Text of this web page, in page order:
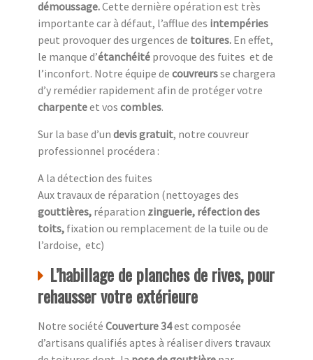
démoussage.Cette dernière opération est très
importante car à défaut, l’afflue des intempéries
peut provoquer des urgences de toitures. En effet,
le manque d’étanchéité provoque des fuites et de
l’inconfort. Notre équipe de couvreursse chargera
d’y remédier rapidement afin de protéger votre
charpenteet vos combles.
Sur la base d’un devis gratuit, notre couvreur
professionnel procédera :
A la détection des fuites
Aux travaux de réparation (nettoyages des
gouttières, réparation zinguerie, réfection des
toits, fixation ou remplacement de la tuile ou de
l’ardoise, etc)
L’habillage de planches de rives, pour
rehausser votre extérieure
Notre société Couverture 34est composée
d’artisans qualifiés aptes à réaliser divers travaux